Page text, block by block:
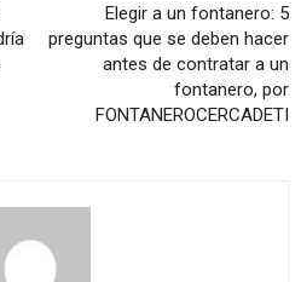
Elegir a un fontanero: 5
preguntas que se deben hacer
antes de contratar a un
fontanero, por
FONTANEROCERCADETI